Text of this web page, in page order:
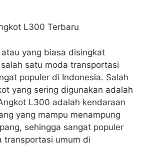
L300 Terbaru
yang biasa disingkat
satu moda transportasi
populer di Indonesia. Salah
yang sering digunakan adalah
L300 adalah kendaraan
yang mampu menampung
sehingga sangat populer
transportasi umum di